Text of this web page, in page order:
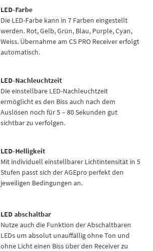
LED-Farbe
Die LED-Farbe kann in 7 Farben eingestellt
werden. Rot, Gelb, Grün, Blau, Purple, Cyan,
Weiss. Übernahme am CS PRO Receiver erfolgt
automatisch.
LED-Nachleuchtzeit
Die einstellbare LED-Nachleuchtzeit
ermöglicht es den Biss auch nach dem
Auslösen noch für 5 – 80 Sekunden gut
sichtbar zu verfolgen.
LED-Helligkeit
Mit individuell einstellbarer Lichtintensität in 5
Stufen passt sich der AGEpro perfekt den
jeweiligen Bedingungen an.
LED abschaltbar
Nutze auch die Funktion der Abschaltbaren
LEDs um absolut unauffällig ohne Ton und
ohne Licht einen Biss über den Receiver zu